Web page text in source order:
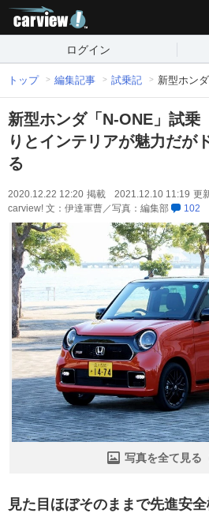
ログイン
トップ 編集記事 試乗記 新型ホン
新型ホンダ「N-ONE」試
りとインテリアが魅力だが
る
2020.12.22 12:20 掲載 2021.12.10 11:19 更
carview! 文：伊達軍曹／写真：編集部
102
写真を全て見る
見た目ほぼそのままで先進安